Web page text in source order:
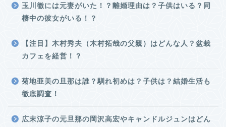
玉川徹には元妻がいた！？離婚理由は？子供はいる？同
棲中の彼女がいる！？
【注目】木村秀夫（木村拓哉の父親）はどんな人？盆栽
カフェを経営！？
菊地亜美の旦那は誰？馴れ初めは？子供は？結婚生活も
徹底調査！
広末涼子の元旦那の岡沢高宏やキャンドルジュンはどん